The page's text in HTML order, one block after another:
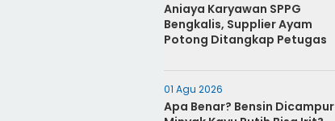
Aniaya Karyawan SPPG
Bengkalis, Supplier Ayam
Potong Ditangkap Petugas
01 Agu 2026
Apa Benar? Bensin Dicampur